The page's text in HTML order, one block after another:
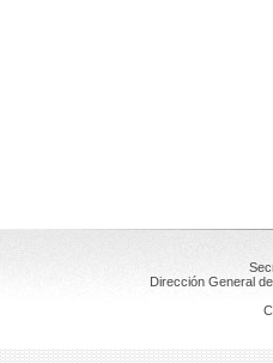
Dirección General